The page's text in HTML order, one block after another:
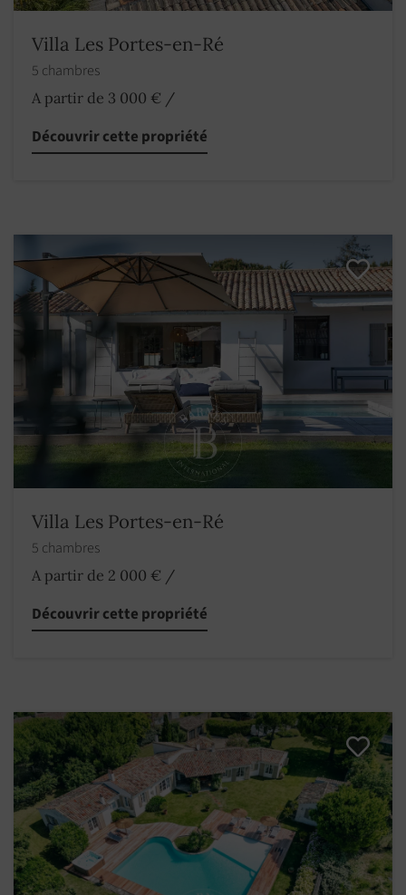
Villa Les Portes-en-Ré
5 chambres
A partir de 3 000 € /
Découvrir cette propriété
Villa Les Portes-en-Ré
5 chambres
A partir de 2 000 € /
Découvrir cette propriété